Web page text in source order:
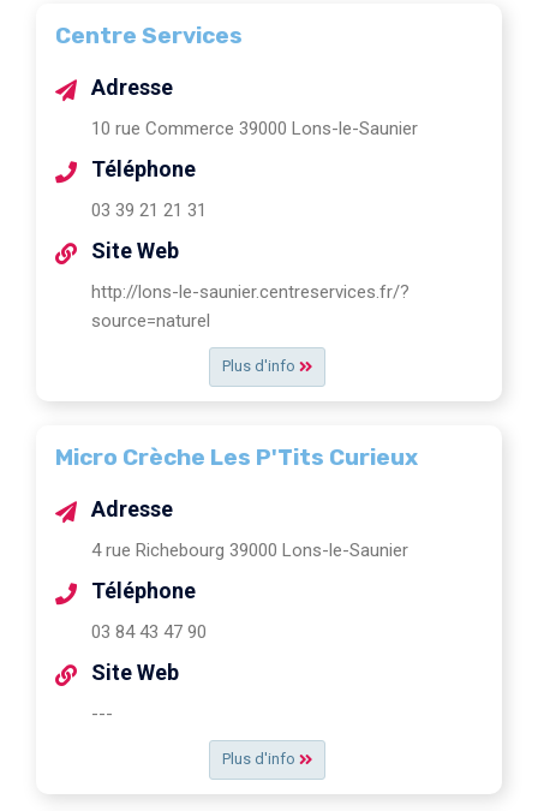
Centre Services
Plus d'info
Adresse
10 rue Commerce 39000 Lons-le-Saunier
Téléphone
03 39 21 21 31
Site Web
http://lons-le-saunier.centreservices.fr/?
source=naturel
Micro Crèche Les P'Tits Curieux
Plus d'info
Adresse
4 rue Richebourg 39000 Lons-le-Saunier
Téléphone
03 84 43 47 90
Site Web
---